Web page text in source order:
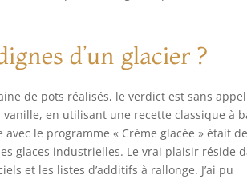
d’un glacier ?
de pots réalisés, le verdict est sans
en utilisant une recette classique à
le programme « Crème glacée » était
glaces industrielles. Le vrai plaisir réside
et les listes d’additifs à rallonge. J’ai pu